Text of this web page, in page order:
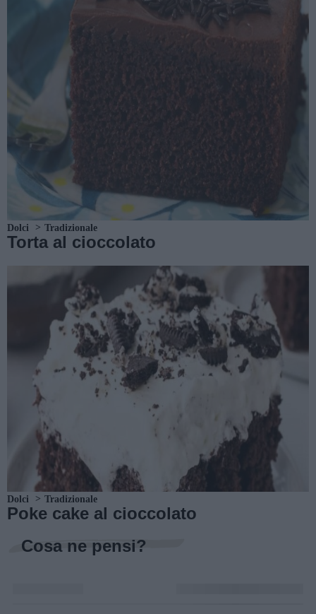
Dolci Tradizionale
Torta al cioccolato
Dolci Tradizionale
Poke cake al cioccolato
Cosa ne pensi?